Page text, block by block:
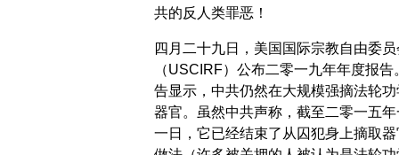
共的反人类罪恶！
四月二十九日，美国国际宗教自由委员
（USCIRF）公布二零一九年年度报告
告显示，中共仍然在大规模强摘法轮功
器官。虽然中共声称，截至二零一五年
一日，它已经结束了从囚犯身上摘取器